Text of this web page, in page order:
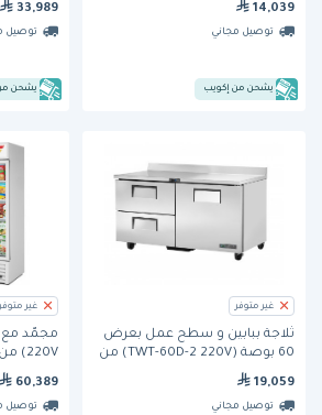
14,039
توصيل مجاني
يشحن من إكويب
B-ST-HC) من ترو
33,989
توصيل
يشحن
غير متوفر
ثلاجة ببابين و سطح عمل بعرض
60 بوصة (TWT-60D-2 220V) من
19,059
توصيل مجاني
غير متوفر
220V) من ترو ريفريجيراشن
60,389
توصيل